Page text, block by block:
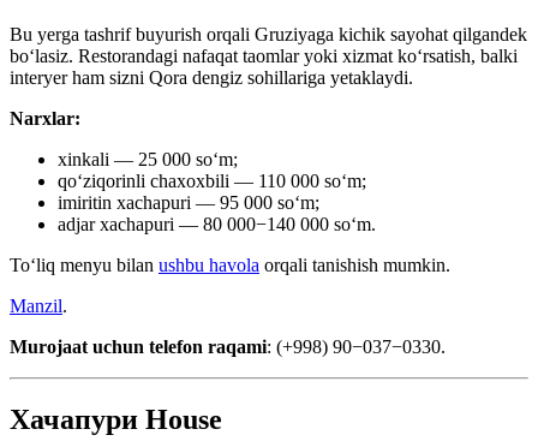
Bu yerga tashrif buyurish orqali Gruziyaga kichik sayohat qilgandek
boʻlasiz. Restorandagi nafaqat taomlar yoki xizmat koʻrsatish, balki
interyer ham sizni Qora dengiz sohillariga yetaklaydi.
Narxlar:
xinkali — 25 000 soʻm;
qoʻziqorinli chaxoxbili — 110 000 soʻm;
imiritin xachapuri — 95 000 soʻm;
adjar xachapuri — 80 000−140 000 soʻm.
Toʻliq menyu bilan ushbu havola orqali tanishish mumkin.
Manzil.
Murojaat uchun telefon raqami: (+998) 90−037−0330.
Хачапури House